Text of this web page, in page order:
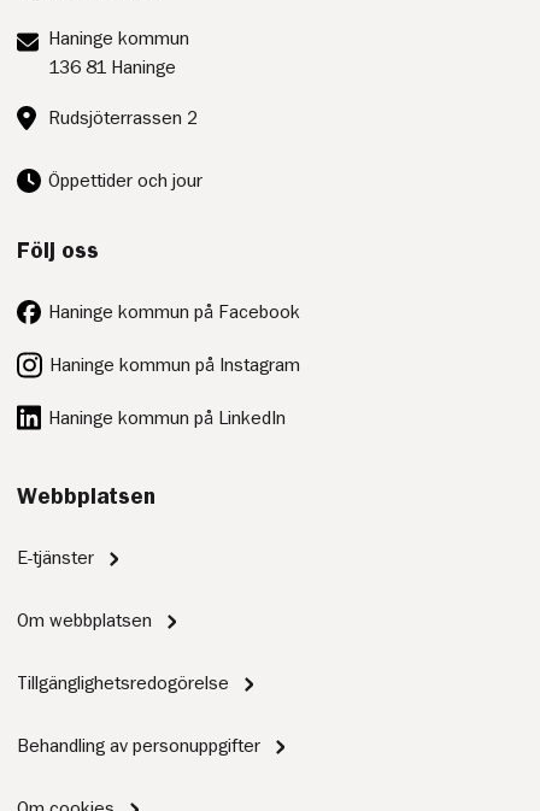
Postadress:
Haninge kommun
136 81 Haninge
Besöksadress:
Rudsjöterrassen 2
Öppettider och jour
Följ oss
Haninge kommun på Facebook
Haninge kommun på Instagram
Haninge kommun på LinkedIn
Webbplatsen
E-tjänster
Om webbplatsen
Tillgänglighetsredogörelse
Behandling av personuppgifter